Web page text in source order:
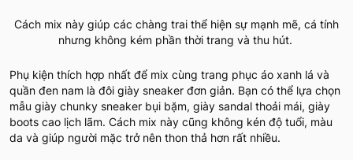
Cách mix này giúp các chàng trai thể hiện sự mạnh mẽ, cá tính
nhưng không kém phần thời trang và thu hút.
Phụ kiện thích hợp nhất để mix cùng trang phục áo xanh lá và
quần đen nam là đôi giày sneaker đơn giản. Bạn có thể lựa chọn
mẫu giày chunky sneaker bụi bặm, giày sandal thoải mái, giày
boots cao lịch lãm. Cách mix này cũng không kén độ tuổi, màu
da và giúp người mặc trở nên thon thả hơn rất nhiều.